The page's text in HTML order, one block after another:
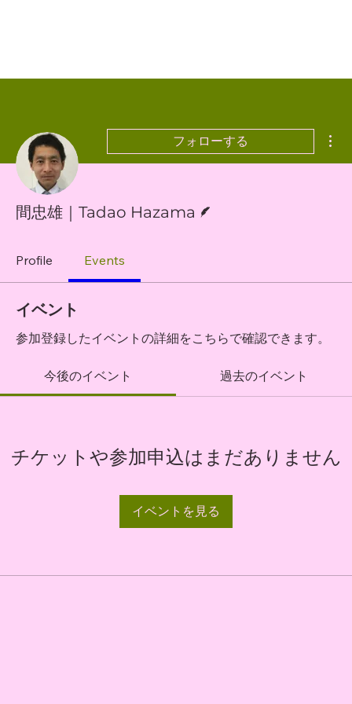
フォローする
間忠雄｜Tadao Hazama
Profile Events
イベント
参加登録したイベントの詳細をこちらで確認できます。
今後のイベント 過去のイベント
チケットや参加申込はまだありません
イベントを見る